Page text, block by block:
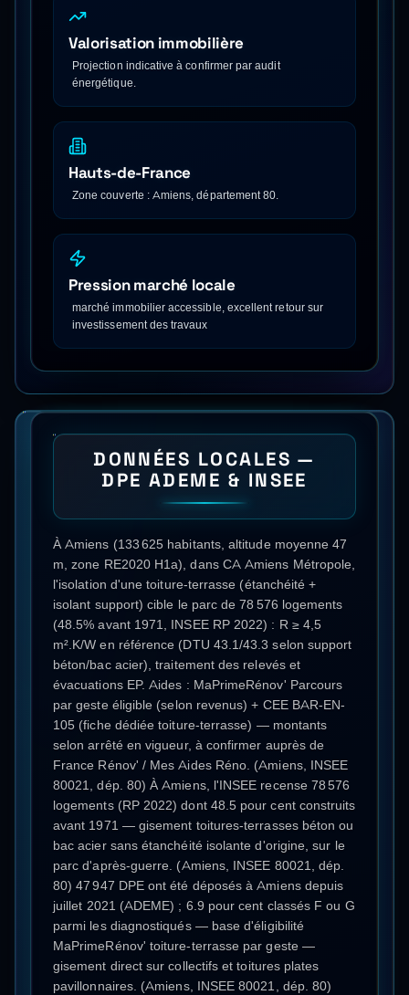
Valorisation immobilière
Projection indicative à confirmer par audit
énergétique.
Hauts-de-France
Zone couverte : Amiens, département 80.
Pression marché locale
marché immobilier accessible, excellent retour sur
investissement des travaux
DONNÉES LOCALES —
DPE ADEME & INSEE
À Amiens (133 625 habitants, altitude moyenne 47
m, zone RE2020 H1a), dans CA Amiens Métropole,
l'isolation d'une toiture-terrasse (étanchéité +
isolant support) cible le parc de 78 576 logements
(48.5% avant 1971, INSEE RP 2022) : R ≥ 4,5
m².K/W en référence (DTU 43.1/43.3 selon support
béton/bac acier), traitement des relevés et
évacuations EP. Aides : MaPrimeRénov' Parcours
par geste éligible (selon revenus) + CEE BAR-EN-
105 (fiche dédiée toiture-terrasse) — montants
selon arrêté en vigueur, à confirmer auprès de
France Rénov' / Mes Aides Réno. (Amiens, INSEE
80021, dép. 80) À Amiens, l'INSEE recense 78 576
logements (RP 2022) dont 48.5 pour cent construits
avant 1971 — gisement toitures-terrasses béton ou
bac acier sans étanchéité isolante d'origine, sur le
parc d'après-guerre. (Amiens, INSEE 80021, dép.
80) 47 947 DPE ont été déposés à Amiens depuis
juillet 2021 (ADEME) ; 6.9 pour cent classés F ou G
parmi les diagnostiqués — base d'éligibilité
MaPrimeRénov' toiture-terrasse par geste —
gisement direct sur collectifs et toitures plates
pavillonnaires. (Amiens, INSEE 80021, dép. 80)